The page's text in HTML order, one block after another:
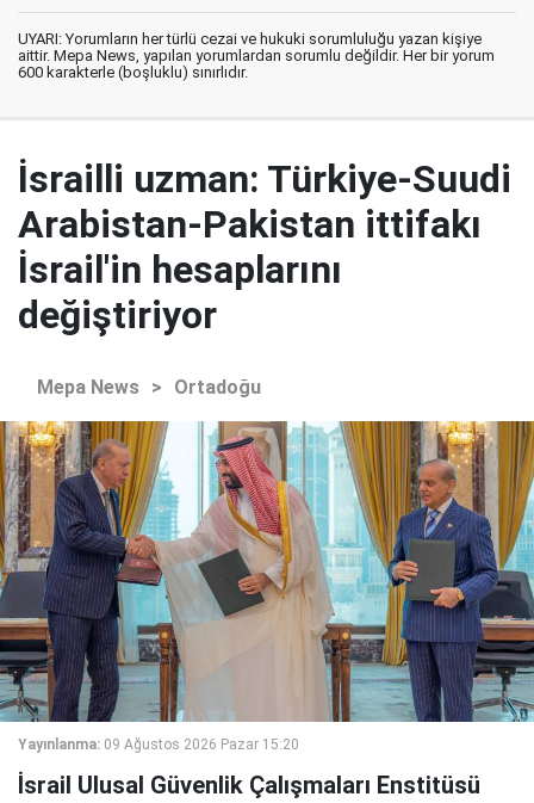
UYARI: Yorumların her türlü cezai ve hukuki sorumluluğu yazan kişiye
aittir. Mepa News, yapılan yorumlardan sorumlu değildir. Her bir yorum
600 karakterle (boşluklu) sınırlıdır.
İsrailli uzman: Türkiye-Suudi
Arabistan-Pakistan ittifakı
İsrail'in hesaplarını
değiştiriyor
Mepa News > Ortadoğu
Yayınlanma: 09 Ağustos 2026 Pazar 15:20
İsrail Ulusal Güvenlik Çalışmaları Enstitüsü